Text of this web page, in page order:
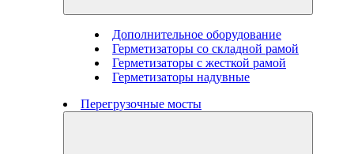
Дополнительное оборудование
Герметизаторы со складной рамой
Герметизаторы с жесткой рамой
Герметизаторы надувные
Перегрузочные мосты